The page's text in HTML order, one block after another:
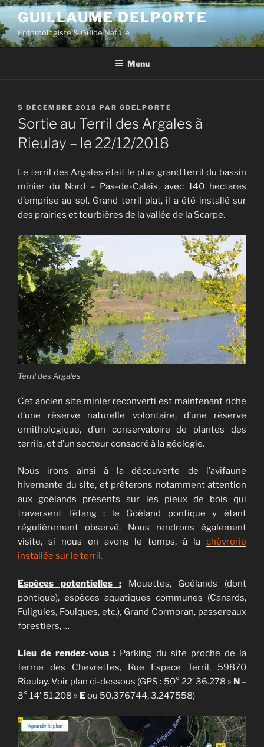
Aller
au
contenu
principal
GUILLAUME DELPORTE
Entomologiste & Guide Nature
Menu
PUBLIÉ
LE
5 DÉCEMBRE 2018 PAR GDELPORTE
Sortie au Terril des Argales à
Rieulay – le 22/12/2018
Le terril des Argales était le plus grand terril du bassin
minier du Nord – Pas-de-Calais, avec 140 hectares
d’emprise au sol. Grand terril plat, il a été installé sur
des prairies et tourbières de la vallée de la Scarpe.
Terril des Argales
Cet ancien site minier reconverti est maintenant riche
d’une réserve naturelle volontaire, d’une réserve
ornithologique, d’un conservatoire de plantes des
terrils, et d’un secteur consacré à la géologie.
Nous irons ainsi à la découverte de l’avifaune
hivernante du site, et prêterons notamment attention
aux goélands présents sur les pieux de bois qui
traversent l’étang : le Goéland pontique y étant
régulièrement observé. Nous rendrons également
visite, si nous en avons le temps, à la chèvrerie
installée sur le terril.
Espèces potentielles : Mouettes, Goélands (dont
pontique), espèces aquatiques communes (Canards,
Fuligules, Foulques, etc.), Grand Cormoran, passereaux
forestiers, …
Lieu de rendez-vous : Parking du site proche de la
ferme des Chevrettes, Rue Espace Terril, 59870
Rieulay. Voir plan ci-dessous (GPS : 50° 22′ 36.278 » N–
3° 14′ 51.208 » Eou 50.376744, 3.247558)